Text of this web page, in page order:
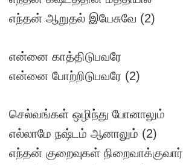
எந்தன் ஆறுதல் இயேசுவே (2)
என்னை காத்திடுபவரே
என்னை போற்றிடுபவரே (2)
செல்வங்கள் ஒழிந்து போனாலும்
எல்லாமே நஷ்டம் ஆனாலும் (2)
எந்தன் குறைவுகள் நிறைவாக்குவார்